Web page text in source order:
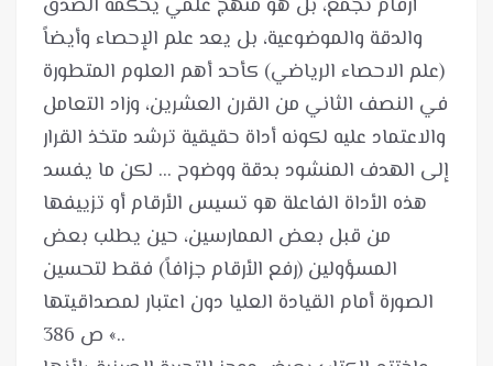
أرقام تجمع، بل هو منهج علمي يحكمه الصدق
والدقة والموضوعية، بل يعد علم الإحصاء وأيضاً
(علم الاحصاء الرياضي) كأحد أهم العلوم المتطورة
في النصف الثاني من القرن العشرين، وزاد التعامل
والاعتماد عليه لكونه أداة حقيقية ترشد متخذ القرار
إلى الهدف المنشود بدقة ووضوح ... لكن ما يفسد
هذه الأداة الفاعلة هو تسيس الأرقام أو تزييفها
من قبل بعض الممارسين، حين يطلب بعض
المسؤولين (رفع الأرقام جزافاً) فقط لتحسين
الصورة أمام القيادة العليا دون اعتبار لمصداقيتها